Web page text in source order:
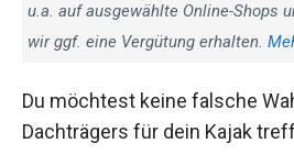
u.a. auf ausgewählte Online-Shops
wir ggf. eine Vergütung erhalten.
Du möchtest keine falsche
Dachträgers für dein Kajak